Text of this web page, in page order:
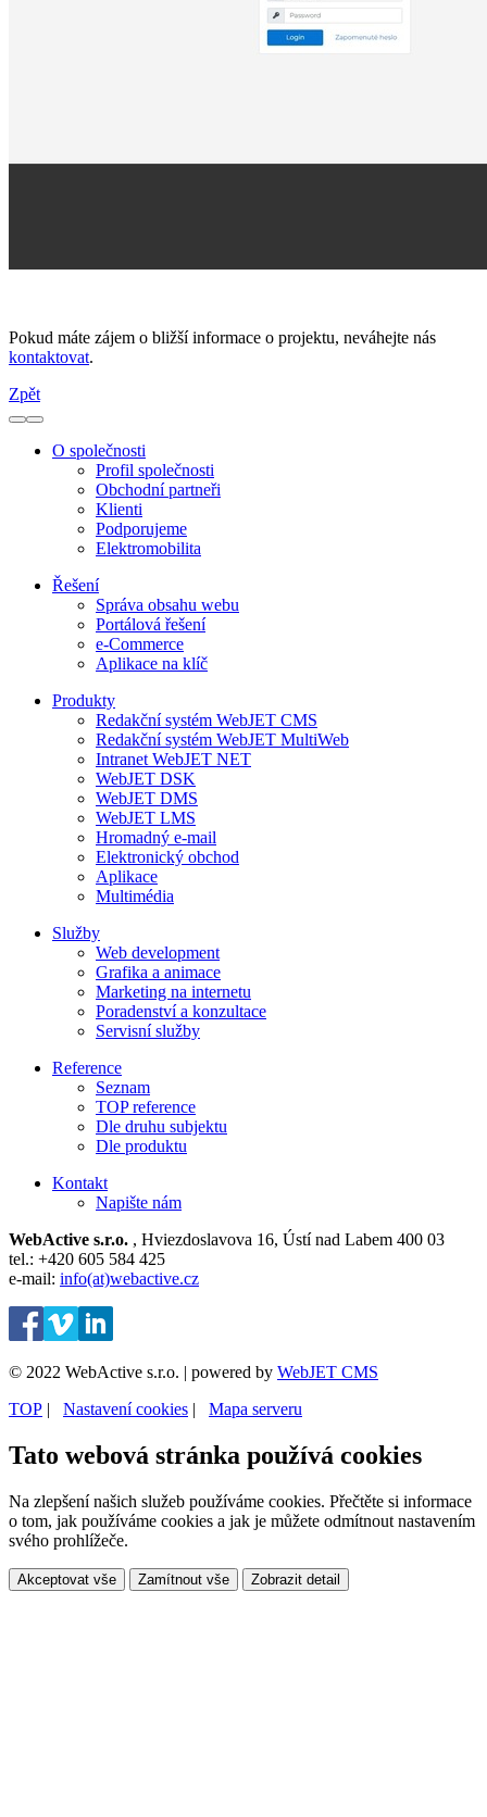
Pokud máte zájem o bližší informace o projektu, neváhejte nás
kontaktovat.
Zpět
O společnosti
Profil společnosti
Obchodní partneři
Klienti
Podporujeme
Elektromobilita
Řešení
Správa obsahu webu
Portálová řešení
e-Commerce
Aplikace na klíč
Produkty
Redakční systém WebJET CMS
Redakční systém WebJET MultiWeb
Intranet WebJET NET
WebJET DSK
WebJET DMS
WebJET LMS
Hromadný e-mail
Elektronický obchod
Aplikace
Multimédia
Služby
Web development
Grafika a animace
Marketing na internetu
Poradenství a konzultace
Servisní služby
Reference
Seznam
TOP reference
Dle druhu subjektu
Dle produktu
Kontakt
Napište nám
WebActive s.r.o. , Hviezdoslavova 16, Ústí nad Labem 400 03
tel.: +420 605 584 425
e-mail: info(at)webactive.cz
© 2022 WebActive s.r.o. | powered by WebJET CMS
TOP | ⁠ Nastavení cookies | ⁠ Mapa serveru
Tato webová stránka používá cookies
Na zlepšení našich služeb používáme cookies. Přečtěte si informace
o tom, jak používáme cookies a jak je můžete odmítnout nastavením
svého prohlížeče.
Akceptovat vše Zamítnout vše Zobrazit detail